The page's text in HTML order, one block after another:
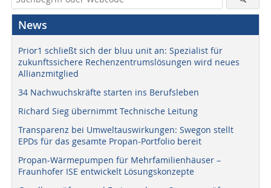
News
Prior1 schließt sich der bluu unit an: Spezialist für
zukunftssichere Rechenzentrumslösungen wird neues
Allianzmitglied
34 Nachwuchskräfte starten ins Berufsleben
Richard Sieg übernimmt Technische Leitung
Transparenz bei Umweltauswirkungen: Swegon stellt
EPDs für das gesamte Propan-Portfolio bereit
Propan-Wärmepumpen für Mehrfamilienhäuser –
Fraunhofer ISE entwickelt Lösungskonzepte